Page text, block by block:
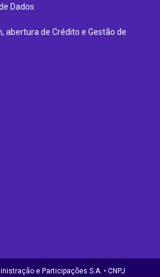
Dados
abertura de Crédito e Gestão de
e Participações S.A. • CNPJ